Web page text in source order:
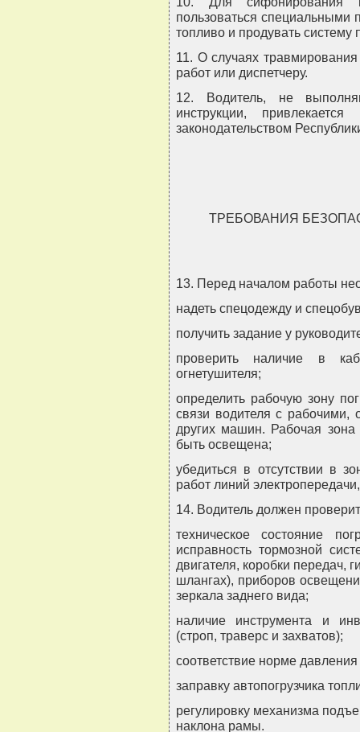
пользоваться специальными
топливо и продувать систему
11. О случаях
работ или диспетчеру.
12. Водитель, не
инструкции,
законодательством
ТРЕБОВАНИЯ
13. Перед началом работы
надеть спецодежду и
получить задание у
проверить наличие в
огнетушителя;
определить рабочую зону
связи водителя с рабочими,
других машин. Рабочая
быть освещена;
убедиться в отсутствии в
работ линий
14. Водитель должен
техническое состояние
исправность тормозной
двигателя, коробки передач,
шлангах), приборов
зеркала заднего вида;
наличие инструмента и
(строп, траверс и захватов);
соответствие норме
заправку автопогрузчика
регулировку механизма
наклона рамы.